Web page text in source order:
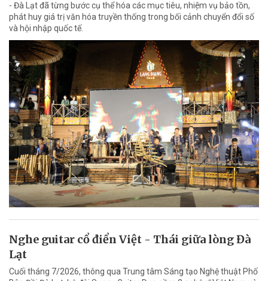
- Đà Lạt đã từng bước cụ thể hóa các mục tiêu, nhiệm vụ bảo tồn,
phát huy giá trị văn hóa truyền thống trong bối cảnh chuyển đổi số
và hội nhập quốc tế.
Nghe guitar cổ điển Việt - Thái giữa lòng Đà
Lạt
Cuối tháng 7/2026, thông qua Trung tâm Sáng tạo Nghệ thuật Phố